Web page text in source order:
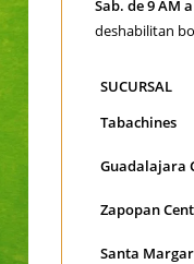
Sab. de 9 AM
deshabilitan
SUCURSAL
Tabachines
Guadalajara
Zapopan
Santa